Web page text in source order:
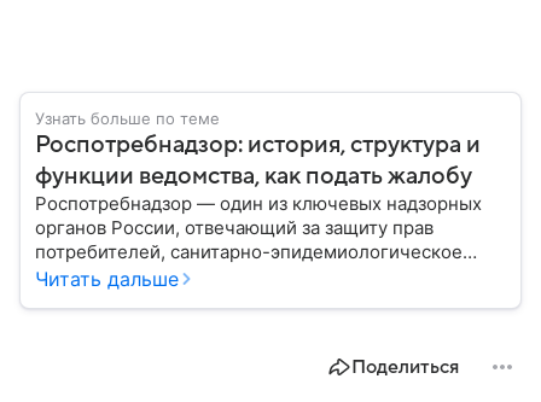
Узнать больше по теме
Роспотребнадзор: история, структура и
функции ведомства, как подать жалобу
Роспотребнадзор — один из ключевых надзорных
органов России, отвечающий за защиту прав
потребителей, санитарно-эпидемиологическое
благополучие населения и контроль соблюдения
Читать дальше
Поделиться